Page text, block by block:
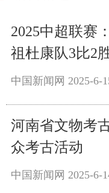
2025中超联赛
祖杜康队3比2
中国新闻网 2025-6-
河南省文物考
众考古活动
中国新闻网 2025-6-